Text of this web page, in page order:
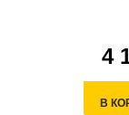
4
В